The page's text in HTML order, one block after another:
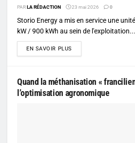
PARLA RÉDACTION 23 mai 2026 0
Storio Energy a mis en service une
kW / 900 kWh au sein de l'exploitation...
EN SAVOIR PLUS
Quand la méthanisation «
l’optimisation agronomique